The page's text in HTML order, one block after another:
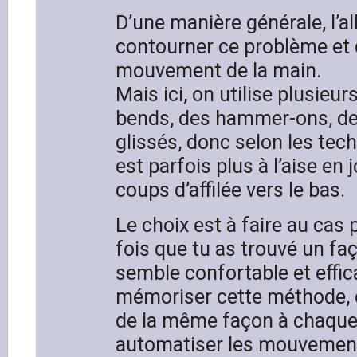
D’une manière générale,
contourner ce problème et
mouvement de la main.
Mais ici, on utilise
bends, des hammer-ons,
glissés, donc selon les
est parfois plus à l’aise en
coups d’affilée vers le bas.
Le choix est à faire au cas
fois que tu as trouvé un
semble confortable et
mémoriser cette méthode,
de la même façon à
automatiser les